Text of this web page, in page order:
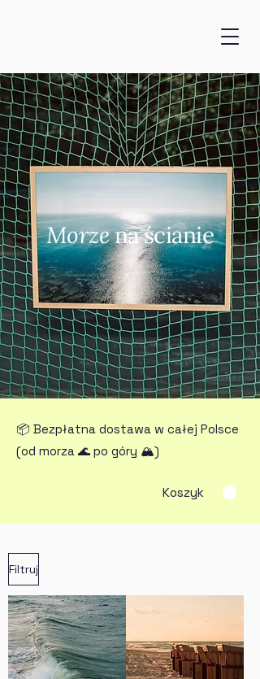
Morzena ścianie
📦 Bezpłatna dostawa w całej Polsce
(od morza 🌊 po góry 🏔️)
Koszyk
Filtruj